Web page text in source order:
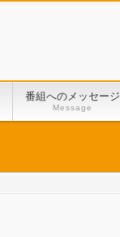
番組へのメッセージ
Message